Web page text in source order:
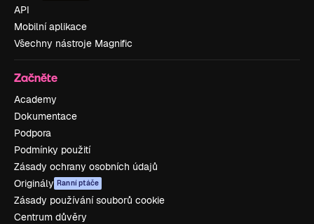
API
Mobilní aplikace
Všechny nástroje Magnific
Začněte
Academy
Dokumentace
Podpora
Podmínky použití
Zásady ochrany osobních údajů
Originály Ranní ptáče
Zásady používání souborů cookie
Centrum důvěry